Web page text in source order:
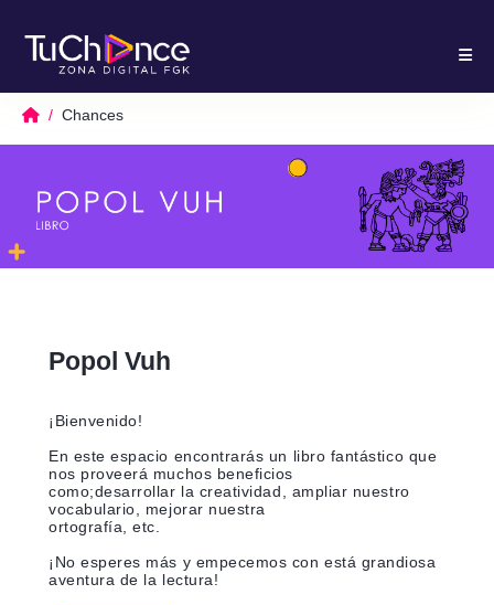
Chances
Popol Vuh
¡Bienvenido!
En este espacio encontrarás un libro fantástico que
nos proveerá muchos beneficios
como;desarrollar la creatividad, ampliar nuestro
vocabulario, mejorar nuestra
ortografía, etc.
¡No esperes más y empecemos con está grandiosa
aventura de la lectura!